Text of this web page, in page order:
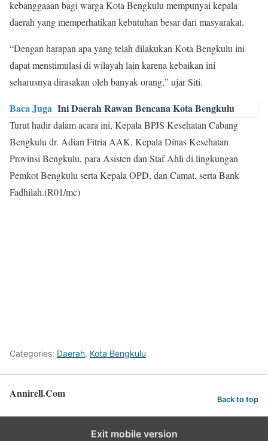
kebanggaaan bagi warga Kota Bengkulu mempunyai kepala
daerah yang memperhatikan kebutuhan besar dari masyarakat.
“Dengan harapan apa yang telah dilakukan Kota Bengkulu ini
dapat menstimulasi di wilayah lain karena kebaikan ini
seharusnya dirasakan oleh banyak orang,” ujar Siti.
Baca Juga Ini Daerah Rawan Bencana Kota Bengkulu
Turut hadir dalam acara ini, Kepala BPJS Kesehatan Cabang
Bengkulu dr. Adian Fitria AAK, Kepala Dinas Kesehatan
Provinsi Bengkulu, para Asisten dan Staf Ahli di lingkungan
Pemkot Bengkulu serta Kepala OPD, dan Camat, serta Bank
Fadhilah.(R01/mc)
Categories: Daerah, Kota Bengkulu
Annirell.Com Back to top
Exit mobile version